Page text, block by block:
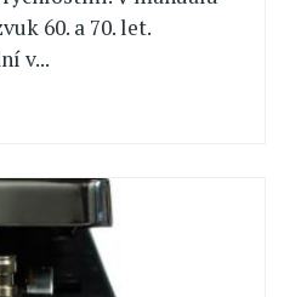
60. a 70. let.
v...